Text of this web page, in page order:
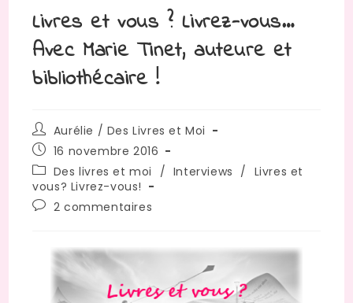
Livres et vous ? Livrez-vous…
Avec Marie Tinet, auteure et
bibliothécaire !
Auteur/autrice
de
la
publication :
Aurélie / Des Livres et Moi
Publication
publiée :
16 novembre 2016
Post
category:
Des livres et moi / Interviews / Livres et
vous? Livrez-vous!
Commentaires
publication :
2 commentaires